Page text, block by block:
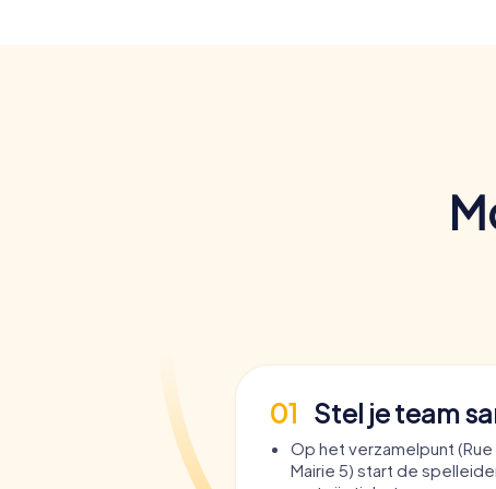
01 Stel je team
Op het verzamelpunt (Rue
Mairie 5) start de